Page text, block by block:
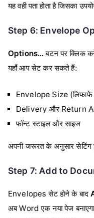
यह वही पता होता है जिसका
Step 6: Envelope
Options…बटन पर क्लिक
यहाँ आप सेट कर सकते हैं:
Envelope Size (लिफाफे
Delivery और Return
फॉन्ट स्टाइल और साइज
अपनी जरूरत के अनुसार सेटिंग
Step 7: Add to
Envelopes सेट होने के बाद
अब Word एक नया पेज